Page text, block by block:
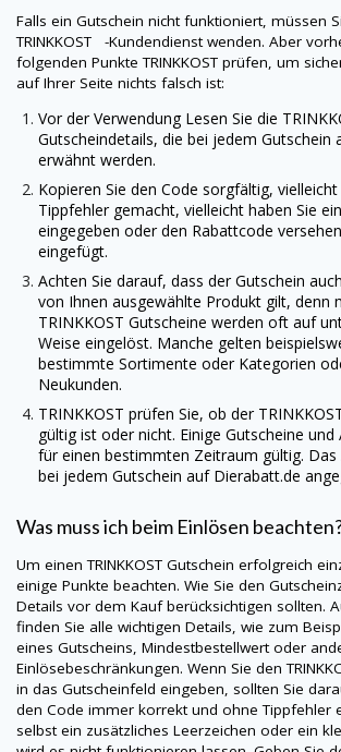
Falls ein Gutschein nicht funktioniert, müssen
TRINKKOST -Kundendienst wenden. Aber
folgenden PunkteTRINKKOST prüfen, um
auf Ihrer Seite nichts falsch ist:
Vor der Verwendung Lesen Sie die
Gutscheindetails, die bei jedem Gutschein
erwähnt werden.
Kopieren Sie den Code sorgfältig,
Tippfehler gemacht, vielleicht haben Sie
eingegeben oder den Rabattcode
eingefügt.
Achten Sie darauf, dass der Gutschein
von Ihnen ausgewählte Produkt gilt, denn
TRINKKOST Gutscheine werden oft auf
Weise eingelöst. Manche gelten
bestimmte Sortimente oder Kategorien
Neukunden.
TRINKKOST prüfen Sie, ob der
gültig ist oder nicht. Einige Gutscheine
für einen bestimmten Zeitraum gültig.
bei jedem Gutschein auf Dierabatt.de
Was muss ich beim Einlösen
Um einenTRINKKOST Gutschein erfolgreich
einige Punkte beachten. Wie Sie den
Details vor dem Kauf berücksichtigen sollten.
finden Sie alle wichtigen Details, wie zum
eines Gutscheins, Mindestbestellwert oder
Einlösebeschränkungen. Wenn Sie den
in das Gutscheinfeld eingeben, sollten Sie
den Code immer korrekt und ohne Tippfehler
selbst ein zusätzliches Leerzeichen oder ein